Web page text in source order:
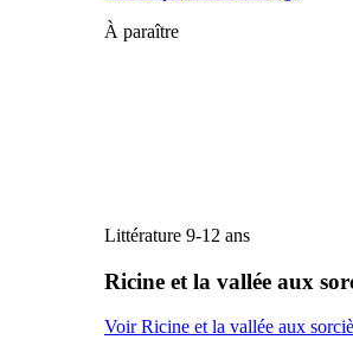
À paraître
Littérature 9-12 ans
Ricine et la vallée aux
Voir Ricine et la vallée aux